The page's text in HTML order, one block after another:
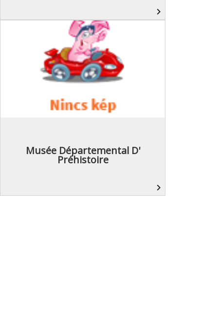
navigate_next
Musée Départemental D'
Préhistoire
navigate_next